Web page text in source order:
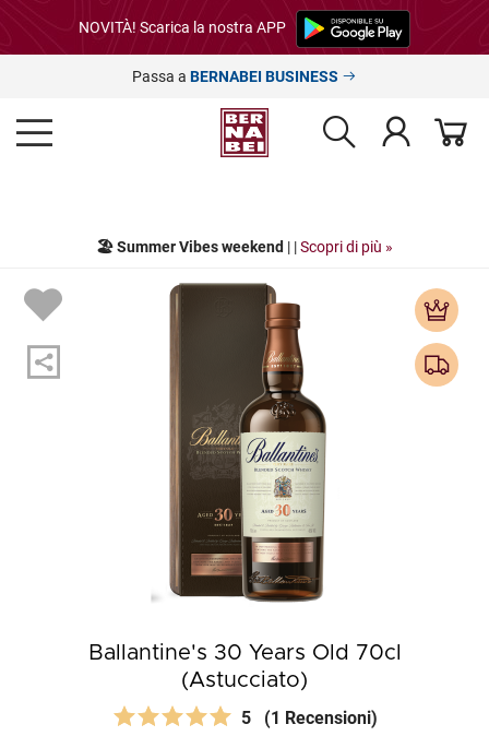
NOVITÀ! Scarica la nostra APP
Passa a BERNABEI BUSINESS
🏖️ Summer Vibes weekend | |Scopri di più »
Ballantine's 30 Years Old 70cl
(Astucciato)
5 (1 Recensioni)